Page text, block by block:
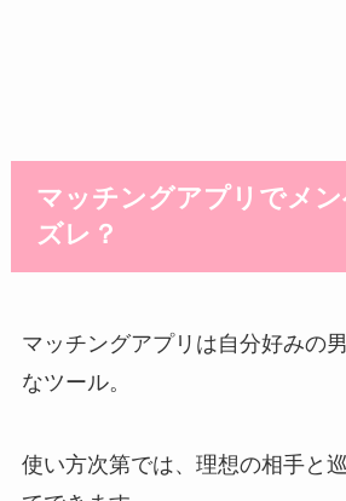
マッチングアプリでメ
ズレ？
マッチングアプリは自分好みの
なツール。
使い方次第では、理想の相手と